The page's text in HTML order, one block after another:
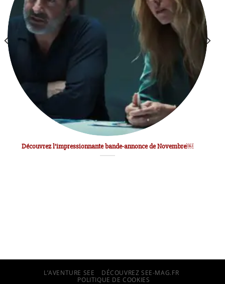
Découvrez l’impressionnante bande-annonce de Novembre￼
L’AVENTURE SEE
DÉCOUVREZ SEE-MAG.FR
POLITIQUE DE COOKIES